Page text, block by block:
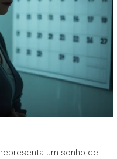
um sonho de